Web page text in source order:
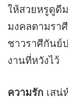
ให้สวยหรูดูดี
มงคลตามรา
ชาวราศีกันย์
งานที่หวังไว้
ความรัก เสน่